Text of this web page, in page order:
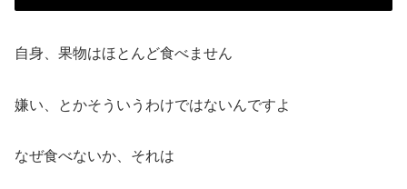
自身、果物はほとんど食べません
嫌い、とかそういうわけではないんですよ
なぜ食べないか、それは